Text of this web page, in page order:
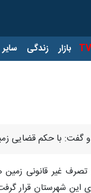
بازار زندگی سایر
غیر قانونی
این شهرستان قرار